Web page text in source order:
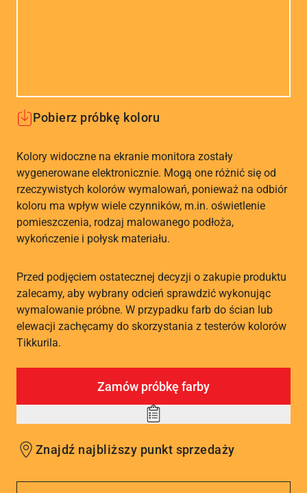
Pobierz próbkę koloru
Kolory widoczne na ekranie monitora zostały
wygenerowane elektronicznie. Mogą one różnić się od
rzeczywistych kolorów wymalowań, ponieważ na odbiór
koloru ma wpływ wiele czynników, m.in. oświetlenie
pomieszczenia, rodzaj malowanego podłoża,
wykończenie i połysk materiału.
Przed podjęciem ostatecznej decyzji o zakupie produktu
zalecamy, aby wybrany odcień sprawdzić wykonując
wymalowanie próbne. W przypadku farb do ścian lub
elewacji zachęcamy do skorzystania z testerów kolorów
Tikkurila.
Zamów próbkę farby
Add
wishlist
Znajdź najbliższy punkt sprzedaży